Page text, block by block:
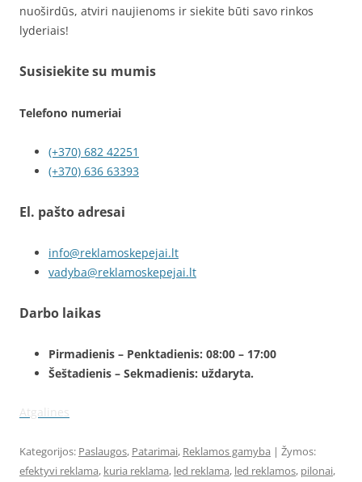
nuoširdūs, atviri naujienoms ir siekite būti savo rinkos
lyderiais!
Susisiekite su mumis
Telefono numeriai
(+370) 682 42251
(+370) 636 63393
El. pašto adresai
info@reklamoskepejai.lt
vadyba@reklamoskepejai.lt
Darbo laikas
Pirmadienis – Penktadienis: 08:00 – 17:00
Šeštadienis – Sekmadienis: uždaryta.
Atgalines
Kategorijos: Paslaugos, Patarimai, Reklamos gamyba | Žymos:
efektyvi reklama, kuria reklama, led reklama, led reklamos, pilonai,